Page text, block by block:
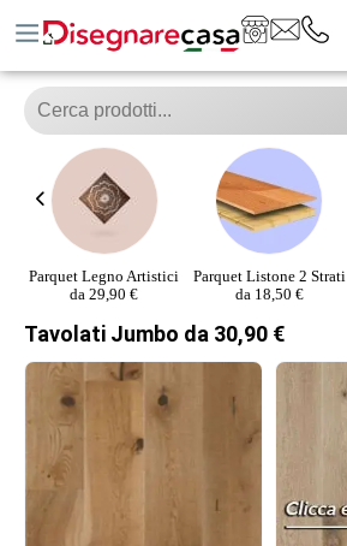
Parquet Legno Artistici
da 29,90 €
Parquet Listone 2 Strati
da 18,50 €
Tavolati Jumbo da 30,90 €